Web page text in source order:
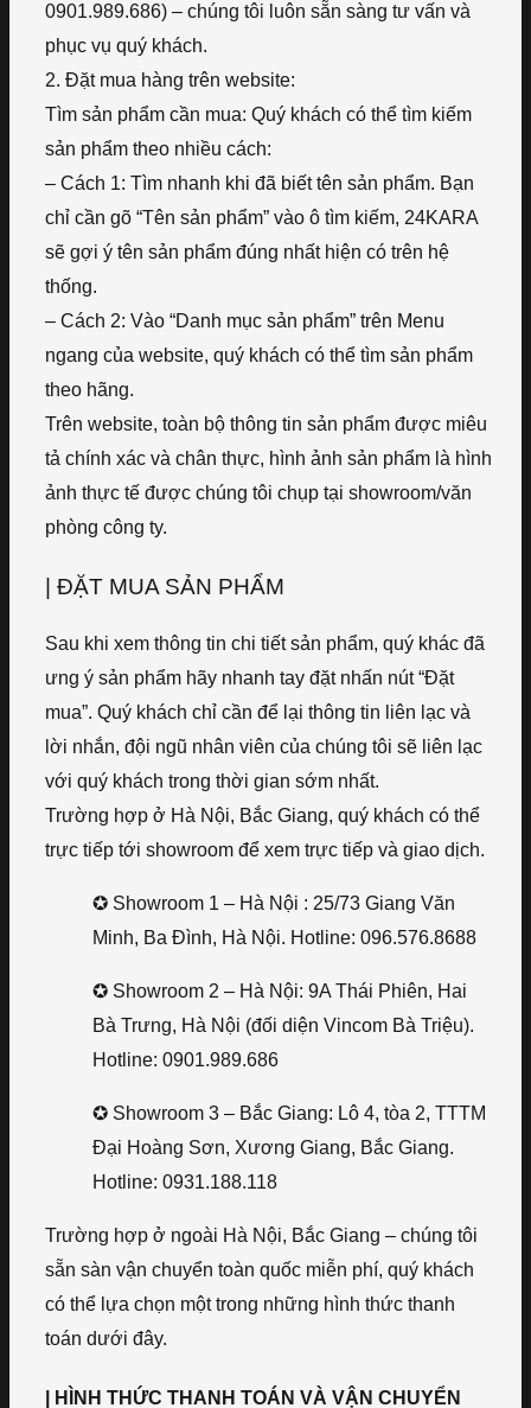
0901.989.686) – chúng tôi luôn sẵn sàng tư vấn và
phục vụ quý khách.
2. Đặt mua hàng trên website:
Tìm sản phẩm cần mua: Quý khách có thể tìm kiếm
sản phẩm theo nhiều cách:
– Cách 1: Tìm nhanh khi đã biết tên sản phẩm. Bạn
chỉ cần gõ “Tên sản phẩm” vào ô tìm kiếm, 24KARA
sẽ gợi ý tên sản phẩm đúng nhất hiện có trên hệ
thống.
– Cách 2: Vào “Danh mục sản phẩm” trên Menu
ngang của website, quý khách có thể tìm sản phẩm
theo hãng.
Trên website, toàn bộ thông tin sản phẩm được miêu
tả chính xác và chân thực, hình ảnh sản phẩm là hình
ảnh thực tế được chúng tôi chụp tại showroom/văn
phòng công ty.
| ĐẶT MUA SẢN PHẨM
Sau khi xem thông tin chi tiết sản phẩm, quý khác đã
ưng ý sản phẩm hãy nhanh tay đặt nhấn nút “Đặt
mua”. Quý khách chỉ cần để lại thông tin liên lạc và
lời nhắn, đội ngũ nhân viên của chúng tôi sẽ liên lạc
với quý khách trong thời gian sớm nhất.
Trường hợp ở Hà Nội, Bắc Giang, quý khách có thể
trực tiếp tới showroom để xem trực tiếp và giao dịch.
✪ Showroom 1 – Hà Nội : 25/73 Giang Văn
Minh, Ba Đình, Hà Nội. Hotline: 096.576.8688
✪ Showroom 2 – Hà Nội: 9A Thái Phiên, Hai
Bà Trưng, Hà Nội (đối diện Vincom Bà Triệu).
Hotline: 0901.989.686
✪ Showroom 3 – Bắc Giang: Lô 4, tòa 2, TTTM
Đại Hoàng Sơn, Xương Giang, Bắc Giang.
Hotline: 0931.188.118
Trường hợp ở ngoài Hà Nội, Bắc Giang – chúng tôi
sẵn sàn vận chuyển toàn quốc miễn phí, quý khách
có thể lựa chọn một trong những hình thức thanh
toán dưới đây.
| HÌNH THỨC THANH TOÁN VÀ VẬN CHUYỂN